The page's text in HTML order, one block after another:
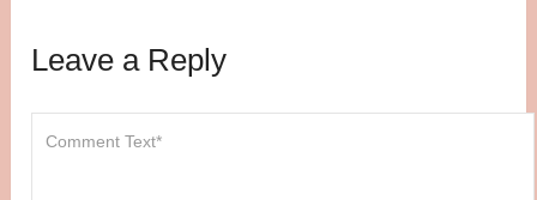
Leave a Reply